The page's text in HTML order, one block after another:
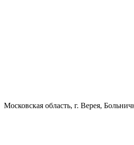
Московская область, г. Верея,